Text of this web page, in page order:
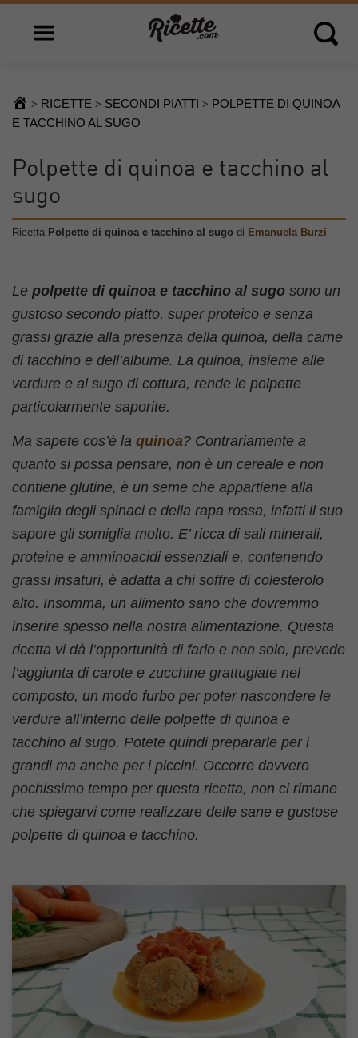
Open main menu Open
> RICETTE > SECONDI PIATTI > POLPETTE DI QUINOA
E TACCHINO AL SUGO
Polpette di quinoa e tacchino al
sugo
Ricetta Polpette di quinoa e tacchino al sugo di Emanuela Burzi
Le polpette di quinoa e tacchino al sugo sono un
gustoso secondo piatto, super proteico e senza
grassi grazie alla presenza della quinoa, della carne
di tacchino e dell’albume. La quinoa, insieme alle
verdure e al sugo di cottura, rende le polpette
particolarmente saporite.
Ma sapete cos’è la quinoa? Contrariamente a
quanto si possa pensare, non è un cereale e non
contiene glutine, è un seme che appartiene alla
famiglia degli spinaci e della rapa rossa, infatti il suo
sapore gli somiglia molto. E’ ricca di sali minerali,
proteine e amminoacidi essenziali e, contenendo
grassi insaturi, è adatta a chi soffre di colesterolo
alto. Insomma, un alimento sano che dovremmo
inserire spesso nella nostra alimentazione. Questa
ricetta vi dà l’opportunità di farlo e non solo, prevede
l’aggiunta di carote e zucchine grattugiate nel
composto, un modo furbo per poter nascondere le
verdure all’interno delle polpette di quinoa e
tacchino al sugo. Potete quindi prepararle per i
grandi ma anche per i piccini. Occorre davvero
pochissimo tempo per questa ricetta, non ci rimane
che spiegarvi come realizzare delle sane e gustose
polpette di quinoa e tacchino.